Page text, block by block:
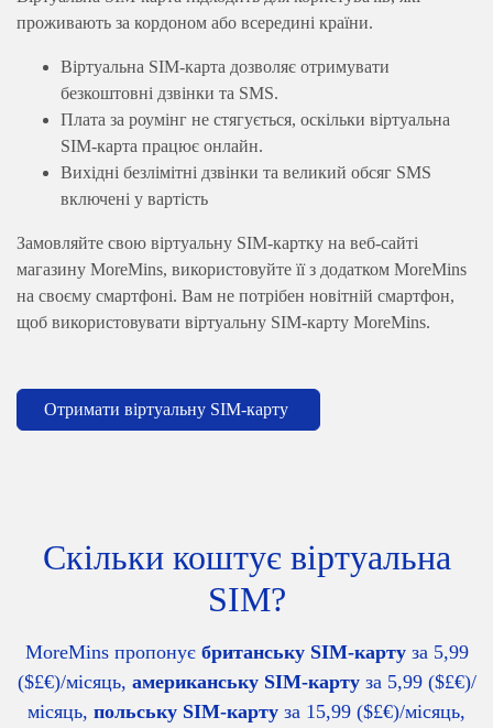
проживають за кордоном або всередині країни.
Віртуальна SIM-карта дозволяє отримувати
безкоштовні дзвінки та SMS.
Плата за роумінг не стягується, оскільки віртуальна
SIM-карта працює онлайн.
Вихідні безлімітні дзвінки та великий обсяг SMS
включені у вартість
Замовляйте свою віртуальну SIM-картку на веб-сайті
магазину MoreMins, використовуйте її з додатком MoreMins
на своєму смартфоні. Вам не потрібен новітній смартфон,
щоб використовувати віртуальну SIM-карту MoreMins.
Отримати віртуальну SIM-карту
Скільки коштує віртуальна
SIM?
MoreMins пропонує британську SIM-картуза 5,99
($£€)/місяць, американську SIM-картуза 5,99 ($£€)/
місяць, польську SIM-карту за 15,99 ($£€)/місяць,